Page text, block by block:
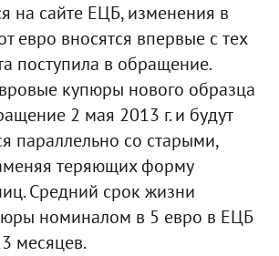
на сайте ЕЦБ, изменения в
евро вносятся впервые с тех
поступила в обращение.
купюры нового образца
2 мая 2013 г. и будут
параллельно со старыми,
теряющих форму
Средний срок жизни
номиналом в 5 евро в ЕЦБ
месяцев.